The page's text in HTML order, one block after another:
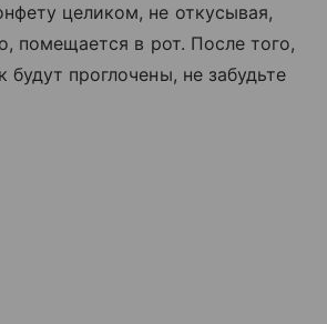
целиком, не откусывая,
помещается в рот. После того,
проглочены, не забудьте